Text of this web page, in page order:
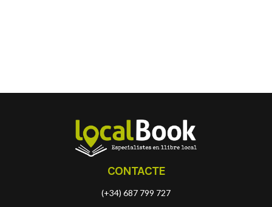
CONTACTE
(+34) 687 799 727